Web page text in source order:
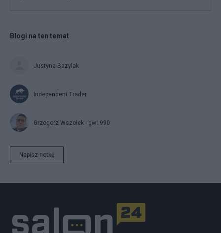
Blogi na ten temat
Justyna Bazylak
Independent Trader
Grzegorz Wszołek - gw1990
Napisz notkę